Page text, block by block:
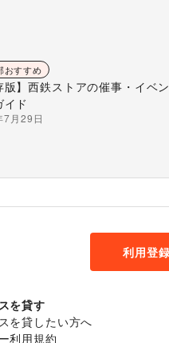
おすすめ
版】西鉄ストアの催事・イベ
イド
7月29日
利用登録
を貸す
を貸したい方へ
利用規約